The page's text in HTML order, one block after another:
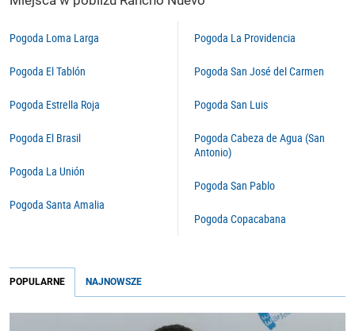
Pogoda Loma Larga
Pogoda El Tablón
Pogoda Estrella Roja
Pogoda El Brasil
Pogoda La Unión
Pogoda Santa Amalia
Pogoda La Providencia
Pogoda San José del Carmen
Pogoda San Luis
Pogoda Cabeza de Agua (San
Antonio)
Pogoda San Pablo
Pogoda Copacabana
POPULARNE NAJNOWSZE